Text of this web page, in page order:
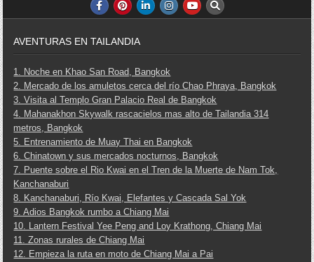
AVENTURAS EN TAILANDIA
1. Noche en Khao San Road, Bangkok
2. Mercado de los amuletos cerca del río Chao Phraya, Bangkok
3. Visita al Templo Gran Palacio Real de Bangkok
4. Mahanakhon Skywalk rascacielos mas alto de Tailandia 314
metros, Bangkok
5. Entrenamiento de Muay Thai en Bangkok
6. Chinatown y sus mercados nocturnos, Bangkok
7. Puente sobre el Rio Kwai en el Tren de la Muerte de Nam Tok,
Kanchanaburi
8. Kanchanaburi, Río Kwai, Elefantes y Cascada Sal Yok
9. Adios Bangkok rumbo a Chiang Mai
10. Lantern Festival Yee Peng and Loy Krathong, Chiang Mai
11. Zonas rurales de Chiang Mai
12. Empieza la ruta en moto de Chiang Mai a Pai